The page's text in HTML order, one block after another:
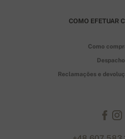
COMO EFETUAR
Como
Despacho
Reclamações e